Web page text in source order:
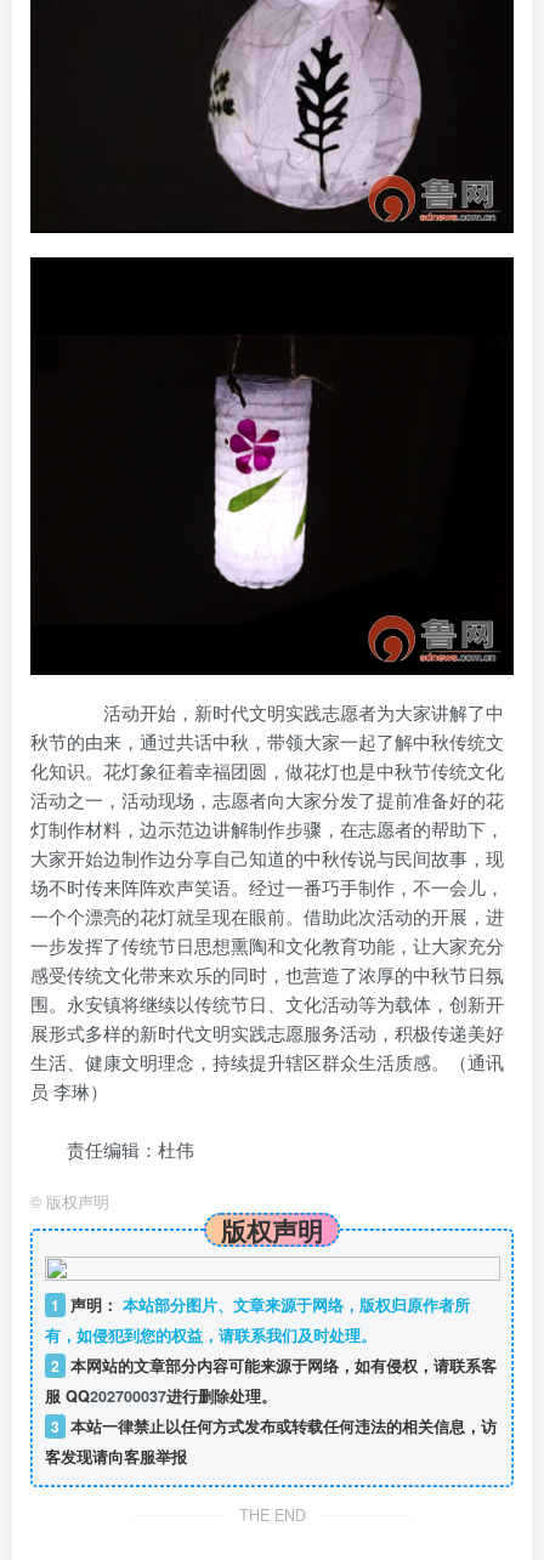
活动开始，新时代文明实践志愿者为大家讲解了中
秋节的由来，通过共话中秋，带领大家一起了解中秋传统文
化知识。花灯象征着幸福团圆，做花灯也是中秋节传统文化
活动之一，活动现场，志愿者向大家分发了提前准备好的花
灯制作材料，边示范边讲解制作步骤，在志愿者的帮助下，
大家开始边制作边分享自己知道的中秋传说与民间故事，现
场不时传来阵阵欢声笑语。经过一番巧手制作，不一会儿，
一个个漂亮的花灯就呈现在眼前。借助此次活动的开展，进
一步发挥了传统节日思想熏陶和文化教育功能，让大家充分
感受传统文化带来欢乐的同时，也营造了浓厚的中秋节日氛
围。永安镇将继续以传统节日、文化活动等为载体，创新开
展形式多样的新时代文明实践志愿服务活动，积极传递美好
生活、健康文明理念，持续提升辖区群众生活质感。（通讯
员 李琳）
责任编辑：杜伟
© 版权声明
版权声明
1 声明： 本站部分图片、文章来源于网络，版权归原作者所
有，如侵犯到您的权益，请联系我们及时处理。
2 本网站的文章部分内容可能来源于网络，如有侵权，请联系客
服 QQ202700037进行删除处理。
3 本站一律禁止以任何方式发布或转载任何违法的相关信息，访
客发现请向客服举报
THE END